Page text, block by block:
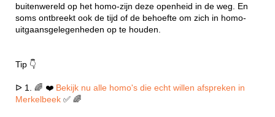
buitenwereld op het homo-zijn deze openheid in de weg. En
soms ontbreekt ook de tijd of de behoefte om zich in homo-
uitgaansgelegenheden op te houden.
Tip 👇
ᐅ 1. 🌈 ❤️ Bekijk nu alle homo's die echt willen afspreken in
Merkelbeek ✅ 🌈